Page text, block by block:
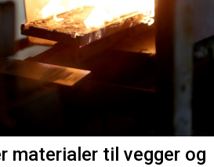
materialer til vegger og